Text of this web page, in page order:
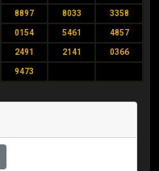
8897 8033 3358
0154 5461 4857
2491 2141 0366
9473